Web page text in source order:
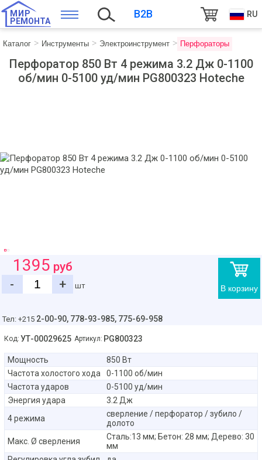
МИР
РЕМОНТА
B2B RU
Каталог Инструменты Электроинструмент Перфораторы
Перфоратор 850 Вт 4 режима 3.2 Дж 0-1100
об/мин 0-5100 уд/мин PG800323 Hoteche
В корзину
1395 руб
-
+ шт
Тел: +215 2-00-90, 778-93-985, 775-69-958
Код: УТ-00029625 Артикул: PG800323
Мощность
850 Вт
Частота холостого хода
0-1100 об/мин
Частота ударов
0-5100 уд/мин
Энергия удара
3.2 Дж
4 режима
сверление / перфоратор / зубило /
долото
Макс. Ø сверления
Сталь:13 мм; Бетон: 28 мм; Дерево: 30
мм